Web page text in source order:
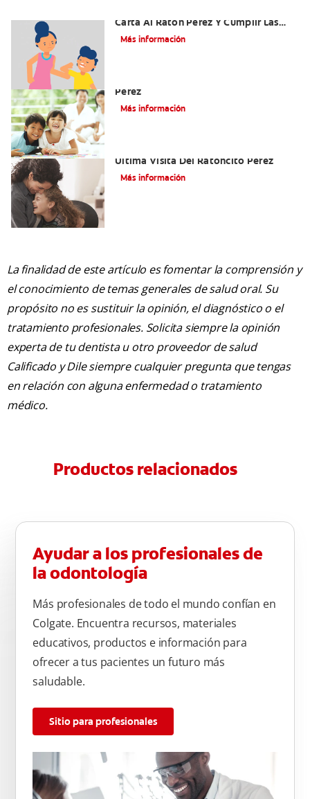
Carta Al Ratón Pérez Y Cumplir Las
Fantasías De Su Hijo/A
Más información
Pérez
Más información
Última Visita Del Ratoncito Pérez
Más información
La finalidad de este artículo es fomentar la comprensión y
el conocimiento de temas generales de salud oral. Su
propósito no es sustituir la opinión, el diagnóstico o el
tratamiento profesionales. Solicita siempre la opinión
experta de tu dentista u otro proveedor de salud
Calificado y Dile siempre cualquier pregunta que tengas
en relación con alguna enfermedad o tratamiento
médico.
Productos relacionados
Ayudar a los profesionales de
la odontología
Más profesionales de todo el mundo confían en
Colgate. Encuentra recursos, materiales
educativos, productos e información para
ofrecer a tus pacientes un futuro más
saludable.
Sitio para profesionales